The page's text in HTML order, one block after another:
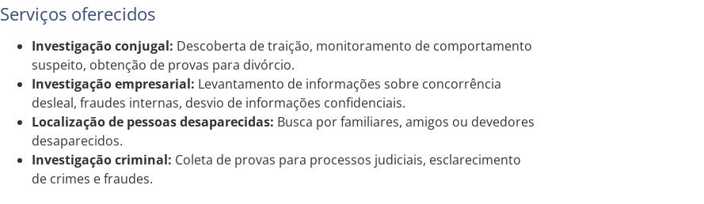
Serviços oferecidos
Investigação conjugal: Descoberta de traição, monitoramento de comportamento
suspeito, obtenção de provas para divórcio.
Investigação empresarial: Levantamento de informações sobre concorrência
desleal, fraudes internas, desvio de informações confidenciais.
Localização de pessoas desaparecidas: Busca por familiares, amigos ou devedores
desaparecidos.
Investigação criminal: Coleta de provas para processos judiciais, esclarecimento
de crimes e fraudes.